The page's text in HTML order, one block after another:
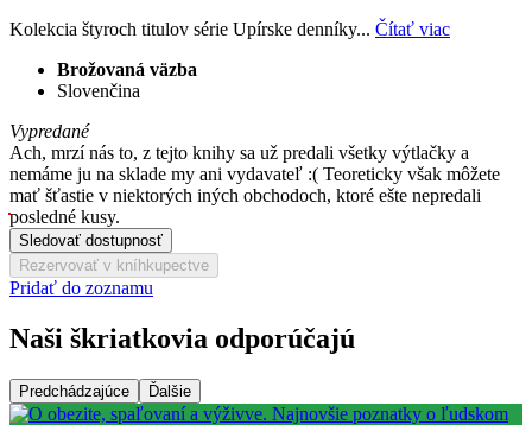
Kolekcia štyroch titulov série Upírske denníky... Čítať viac
Brožovaná väzba
Slovenčina
Vypredané
Ach, mrzí nás to, z tejto knihy sa už predali všetky výtlačky a
nemáme ju na sklade my ani vydavateľ :( Teoreticky však môžete
mať šťastie v niektorých iných obchodoch, ktoré ešte nepredali
posledné kusy.
Sledovať dostupnosť
Rezervovať v kníhkupectve
Pridať do zoznamu
Naši škriatkovia odporúčajú
Predchádzajúce Ďalšie